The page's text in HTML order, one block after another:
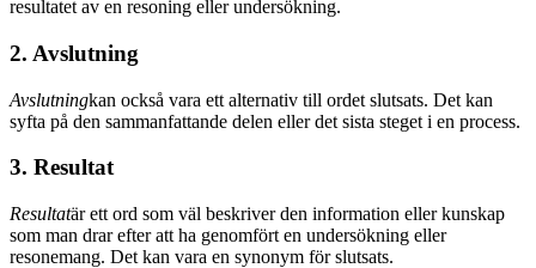
resultatet av en resoning eller undersökning.
2. Avslutning
Avslutningkan också vara ett alternativ till ordet slutsats. Det kan
syfta på den sammanfattande delen eller det sista steget i en process.
3. Resultat
Resultatär ett ord som väl beskriver den information eller kunskap
som man drar efter att ha genomfört en undersökning eller
resonemang. Det kan vara en synonym för slutsats.